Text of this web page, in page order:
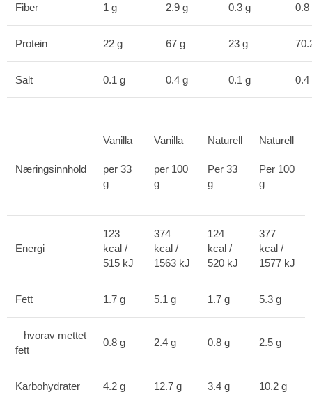
Fiber 1 g 2.9 g 0.3 g 0.8
Protein 22 g 67 g 23 g
Salt 0.1 g 0.4 g 0.1 g 0.4
Næringsinnhold
Vanilla
per 33
g
Vanilla
per 100
g
Naturell
Per 33
g
Naturell
Per 100
g
Energi
123
kcal /
515 kJ
374
kcal /
1563 kJ
124
kcal /
520 kJ
377
kcal /
1577 kJ
Fett 1.7 g 5.1 g 1.7 g 5.3 g
– hvorav mettet
fett
0.8 g 2.4 g 0.8 g 2.5 g
Karbohydrater 4.2 g 12.7 g 3.4 g 10.2 g